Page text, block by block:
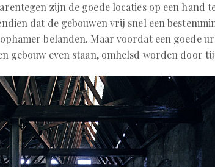
zijn de goede locaties op een hand
dat de gebouwen vrij snel een
belanden. Maar voordat een goede
gebouw even staan, omhelsd worden door